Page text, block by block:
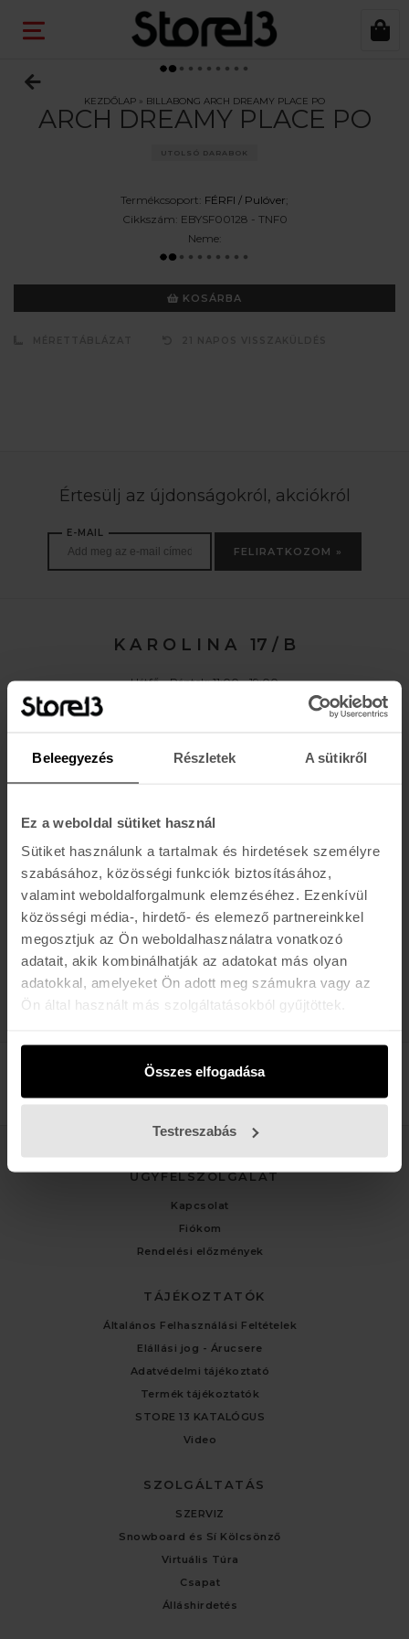
Beleegyezés Részletek A sütikről
Ez a weboldal sütiket használ
Sütiket használunk a tartalmak és hirdetések személyre
szabásához, közösségi funkciók biztosításához,
valamint weboldalforgalmunk elemzéséhez. Ezenkívül
közösségi média-, hirdető- és elemező partnereinkkel
megosztjuk az Ön weboldalhasználatra vonatkozó
adatait, akik kombinálhatják az adatokat más olyan
adatokkal, amelyeket Ön adott meg számukra vagy az
Ön által használt más szolgáltatásokból gyűjtöttek.
Összes elfogadása
Testreszabás
KEZDŐLAP » BILLABONG ARCH DREAMY PLACE PO
ARCH DREAMY PLACE PO
UTOLSÓ DARABOK
Termékcsoport: FÉRFI / Pulóver;
Cikkszám: EBYSF00128 - TNF0
Neme:
KOSÁRBA
Értesülj az újdonságokról, akciókról
E-MAIL
FELIRATKOZOM »
K A R O L I N A 17 / B
Hétfő - Péntek: 11:00 - 19:00
K A P C S O L A T
Buda:
1113 Budapest, Karolina út 17/b
1061 Budapest Király u. 52.
Karolina: +36 (1) 466-5510, +36 (30) 3193924
Király: +36 (20) 954-6055
Webshop Info: +36 (30) 478-1540, Kölcsönző +36 (20) 447-5445
ÜGYFÉLSZOLGÁLAT
Kapcsolat
Fiókom
Rendelési előzmények
TÁJÉKOZTATÓK
Általános Felhasználási Feltételek
Elállási jog - Árucsere
Adatvédelmi tájékoztató
Termék tájékoztatók
STORE 13 KATALÓGUS
Video
SZOLGÁLTATÁS
SZERVIZ
Snowboard és Sí Kölcsönző
Virtuális Túra
Csapat
Álláshirdetés